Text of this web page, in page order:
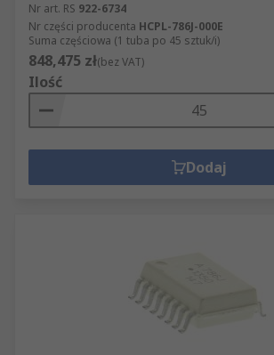
Nr art. RS 922-6734
Nr części producenta HCPL-786J-000E
Suma częściowa (1 tuba po 45 sztuk/i)
848,475 zł(bez VAT)
Ilość
Dodaj